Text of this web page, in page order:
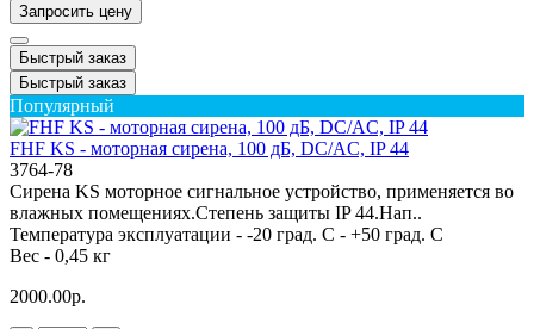
Запросить цену
Быстрый заказ
Быстрый заказ
Популярный
FHF KS - моторная сирена, 100 дБ, DC/AC, IP 44
3764-78
Сирена KS моторное сигнальное устройство, применяется во
влажных помещениях.Степень защиты IP 44.Нап..
Температура эксплуатации - -20 град. С - +50 град. С
Вес - 0,45 кг
2000.00р.